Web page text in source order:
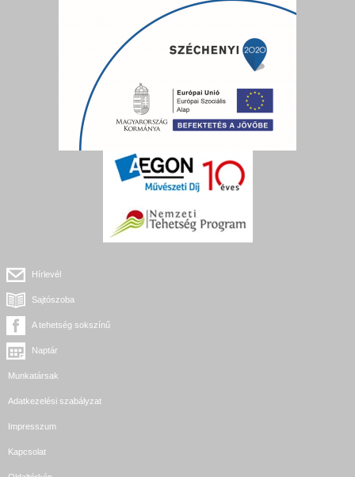
Hírlevél
Sajtószoba
A tehetség sokszínű
Naptár
Munkatársak
Adatkezelési szabályzat
Impresszum
Kapcsolat